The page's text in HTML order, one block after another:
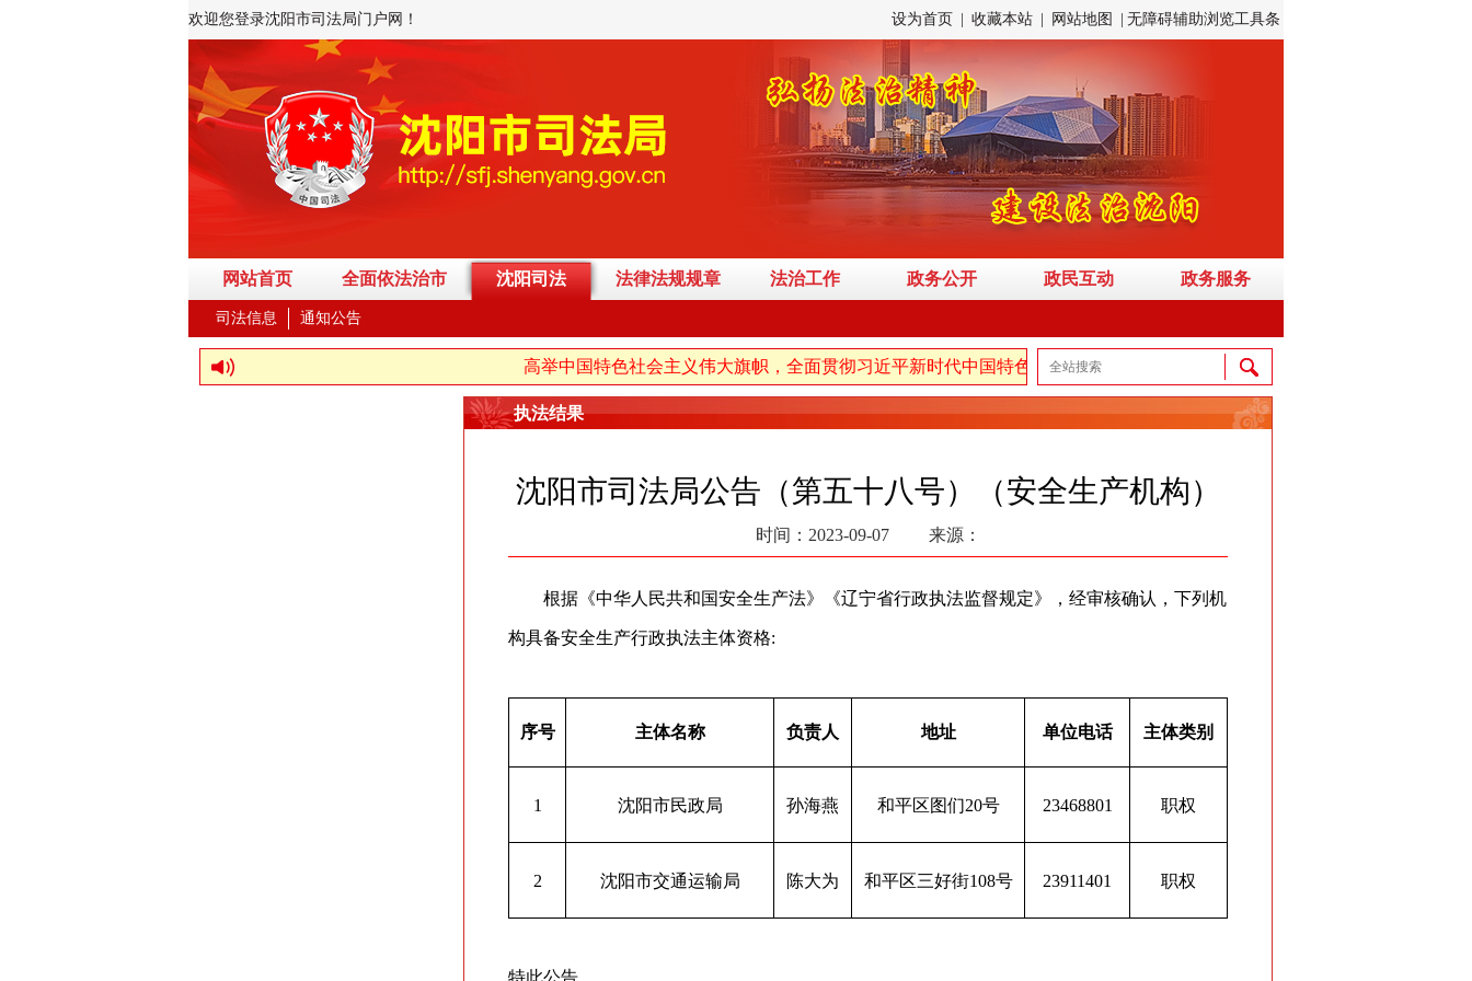
欢迎您登录沈阳市司法局门户网！ 设为首页 收藏本站 网站地图 无障碍辅助浏览工具条
网站首页 全面依法治市 沈阳司法 法律法规规章 法治工作 政务公开 政民互动 政务服务
司法信息 通知公告
高举中国特色社会主义伟大旗帜，全面贯彻习近平新时代中国特色社会主义思想，弘扬伟大建党精神，自信自强、守正创新
执法结果
沈阳市司法局公告（第五十八号）（安全生产机构）
时间：2023-09-07 来源：
根据《中华人民共和国安全生产法》《辽宁省行政执法监督规定》，经审核确认，下列机
构具备安全生产行政执法主体资格:
序号 主体名称 负责人 地址 单位电话 主体类别
1 沈阳市民政局 孙海燕 和平区图们20号 23468801 职权
2 沈阳市交通运输局 陈大为 和平区三好街108号 23911401 职权
特此公告